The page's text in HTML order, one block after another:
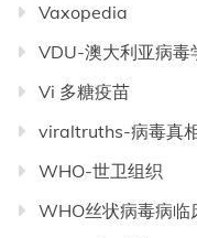
Vaxopedia
VDU-澳大利亚病毒
Vi 多糖疫苗
viraltruths-病毒真
WHO-世卫组织
WHO丝状病毒病临